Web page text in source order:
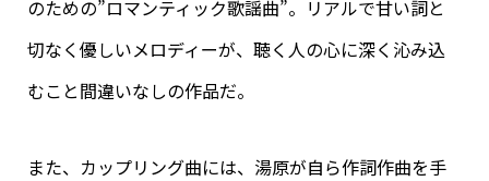
のための”ロマンティック歌謡曲”。リアルで甘い詞と
切なく優しいメロディーが、聴く人の心に深く沁み込
むこと間違いなしの作品だ。
また、カップリング曲には、湯原が自ら作詞作曲を手